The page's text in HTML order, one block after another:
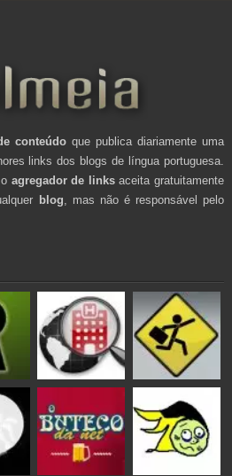
conteúdo que publica diariamente uma
links dos blogs de língua portuguesa.
agregador de linksaceita gratuitamente
blog , mas não é responsável pelo